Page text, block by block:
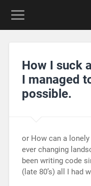
How I suck
I managed
possible.
or How can a
ever changing
been writing code
(late 80’s) all I had